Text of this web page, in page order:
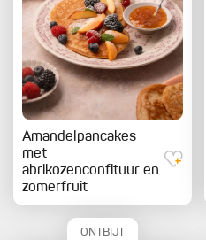
Amandelpancakes
met
abrikozenconfituur en
zomerfruit
ONTBIJT